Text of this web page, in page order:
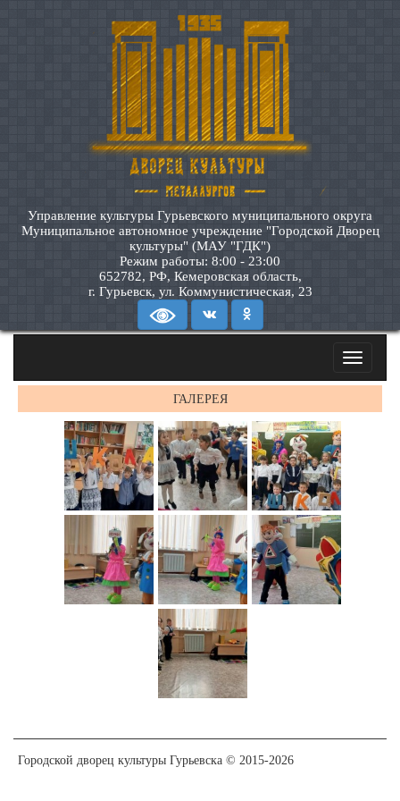
Управление культуры Гурьевского муниципального округа
Муниципальное автономное учреждение "Городской Дворец
культуры" (МАУ "ГДК")
Режим работы: 8:00 - 23:00
652782, РФ, Кемеровская область,
г. Гурьевск, ул. Коммунистическая, 23
Toggle
ГАЛЕРЕЯ
Городской дворец культуры Гурьевска © 2015-2026